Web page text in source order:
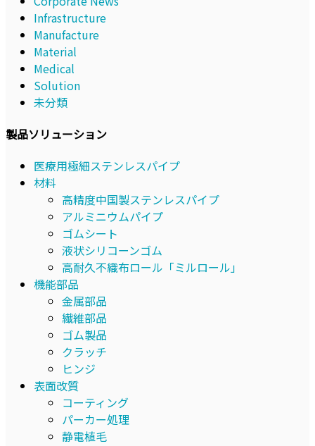
Infrastructure
Manufacture
Material
Medical
Solution
未分類
製品ソリューション
医療用極細ステンレスパイプ
材料
高精度中国製ステンレスパイプ
アルミニウムパイプ
ゴムシート
液状シリコーンゴム
高耐久不織布ロール「ミルロール」
機能部品
金属部品
繊維部品
ゴム製品
クラッチ
ヒンジ
表面改質
コーティング
パーカー処理
静電植毛